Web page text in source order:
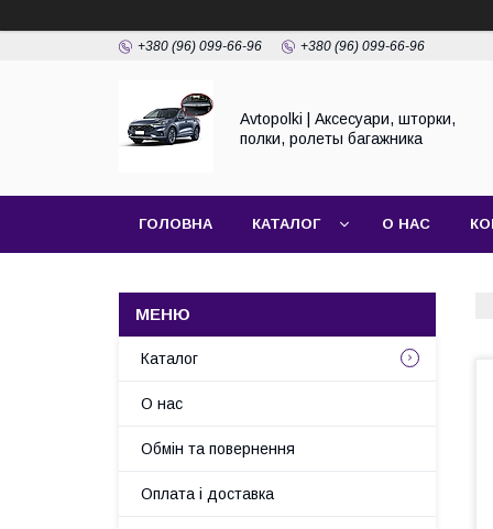
+380 (96) 099-66-96 +380 (96) 099-66-96
Avtopolki | Аксесуари, шторки,
полки, ролеты багажника
ГОЛОВНА КАТАЛОГ О НАС
Каталог
О нас
Обмін та повернення
Оплата і доставка